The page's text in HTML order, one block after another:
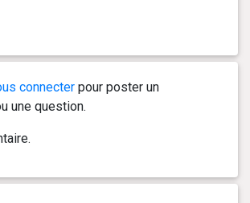
connecter pour poster un
une question.